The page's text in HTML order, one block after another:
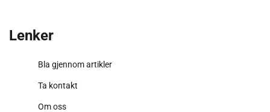
Lenker
Bla gjennom artikler
Ta kontakt
Om oss